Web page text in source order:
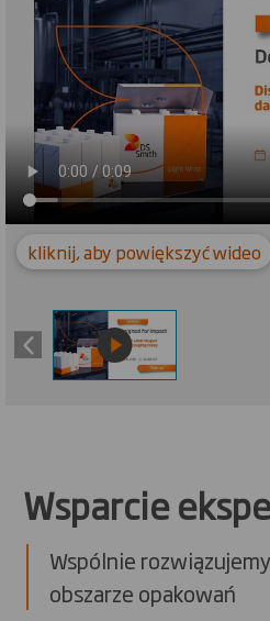
kliknij, aby powiększyć wideo
Wsparcie
Wspólnie
obszarze opakowań